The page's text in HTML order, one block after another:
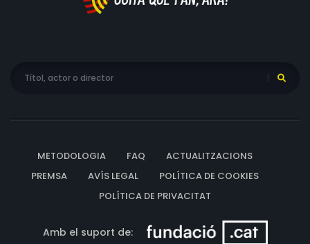
METODOLOGIA FAQ
ACTUALITZACIONS
PREMSA
AVÍS LEGAL
POLÍTICA DE COOKIES
POLÍTICA DE PRIVACITAT
Amb el suport de: